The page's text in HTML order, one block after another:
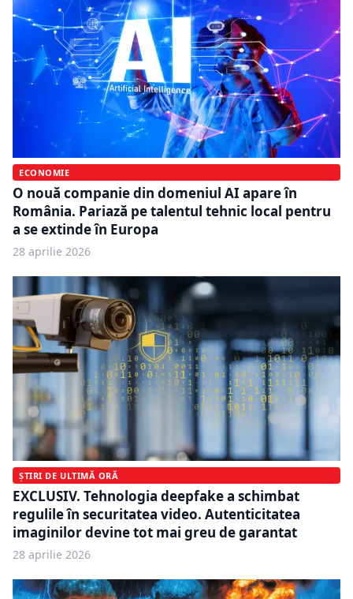
ECONOMIE
O nouă companie din domeniul AI apare în
România. Pariază pe talentul tehnic local pentru
a se extinde în Europa
28 aprilie 2026
ȘTIRI DE ULTIMĂ ORĂ
EXCLUSIV. Tehnologia deepfake a schimbat
regulile în securitatea video. Autenticitatea
imaginilor devine tot mai greu de garantat
28 aprilie 2026